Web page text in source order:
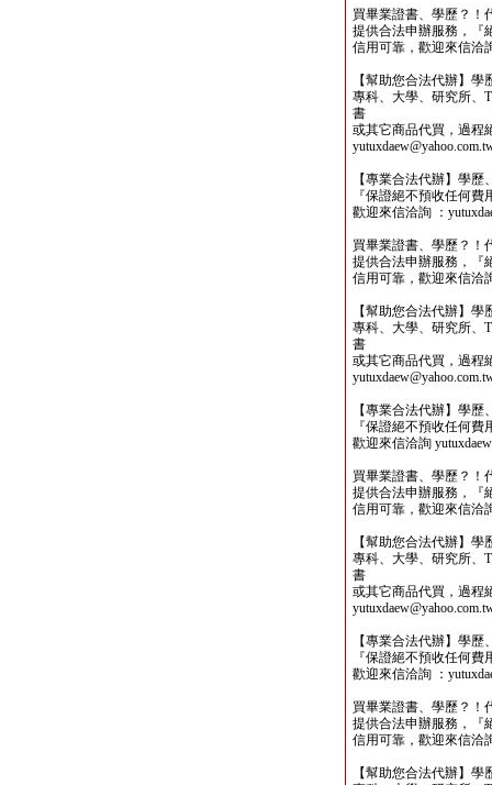
買畢業證書、學歷？！
提供合法申辦服務，『
信用可靠，歡迎來信洽
【幫助您合法代辦】
專科、大學、研究所、
書
或其它商品代買，過程
【專業合法代辦】學
『保證絕不預收任何
歡迎來信洽詢 ：
買畢業證書、學歷？！
提供合法申辦服務，『
信用可靠，歡迎來信洽
【幫助您合法代辦】
專科、大學、研究所、
書
或其它商品代買，過程
【專業合法代辦】學
『保證絕不預收任何
歡迎來信洽詢
買畢業證書、學歷？！
提供合法申辦服務，『
信用可靠，歡迎來信洽
【幫助您合法代辦】
專科、大學、研究所、
書
或其它商品代買，過程
【專業合法代辦】學
『保證絕不預收任何
歡迎來信洽詢 ：
買畢業證書、學歷？！
提供合法申辦服務，『
信用可靠，歡迎來信洽
【幫助您合法代辦】